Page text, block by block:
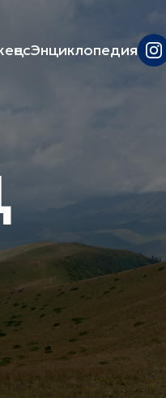
Энциклопедия